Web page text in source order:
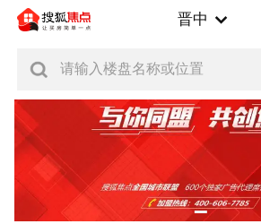
晋中
请输入楼盘名称或位置